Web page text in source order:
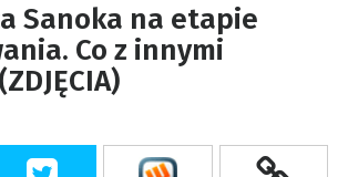
Sanoka na etapie
Co z innymi